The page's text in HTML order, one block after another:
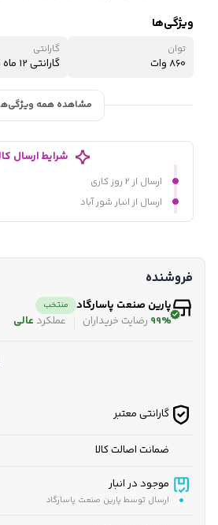
ویژگی‌ها
توان
860 وات
گارانتی
گارانتی 12 ماه شرکتی
مشاهده همه
شرایط ارسال
ارسال از ۲ روز کاری
ارسال از انبار شور آباد
فروشنده
پارین صنعت پاسارگاد منتخب
99% رضایت خریداران عملکرد عالی
گارانتی معتبر
ضمانت اصالت کالا
موجود در انبار
ارسال توسط پارین صنعت پاسارگاد